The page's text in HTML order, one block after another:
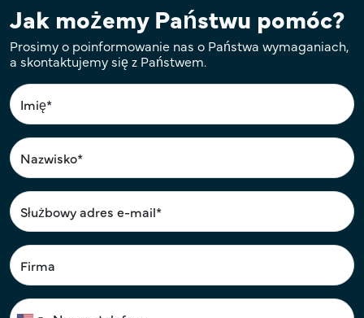
Jak możemy Państwu pomóc?
Prosimy o poinformowanie nas o Państwa wymaganiach,
a skontaktujemy się z Państwem.